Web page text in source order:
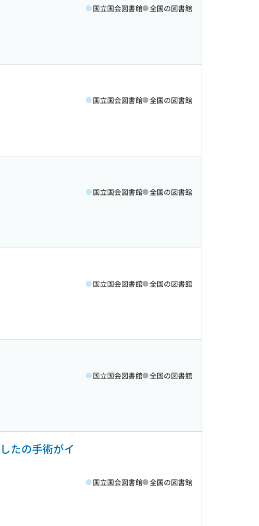
国立国会図書館 全国の図書館
国立国会図書館 全国の図書館
国立国会図書館 全国の図書館
国立国会図書館 全国の図書館
国立国会図書館 全国の図書館
たの手術がイ
国立国会図書館 全国の図書館